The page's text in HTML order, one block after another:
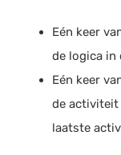
Eén keer
de logica in
Eén keer
de activiteit
laatste